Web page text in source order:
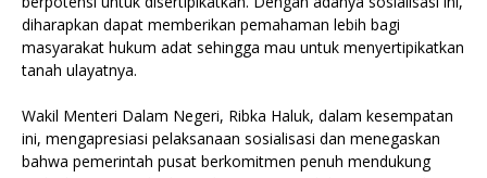
diharapkan dapat memberikan pemahaman lebih bagi
masyarakat hukum adat sehingga mau untuk menyertipikatkan
tanah ulayatnya.
Wakil Menteri Dalam Negeri, Ribka Haluk, dalam kesempatan
ini, mengapresiasi pelaksanaan sosialisasi dan menegaskan
bahwa pemerintah pusat berkomitmen penuh mendukung